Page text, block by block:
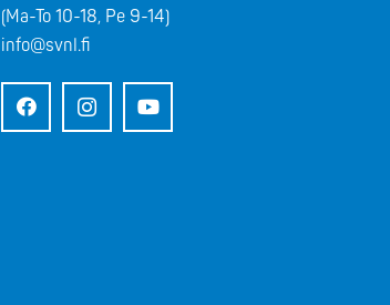
(Ma-To 10-18, Pe 9-14)
info@svnl.fi